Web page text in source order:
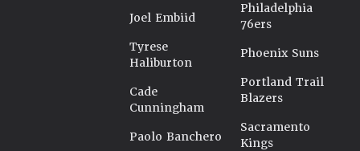
Joel Embiid
Tyrese
Haliburton
Cade
Cunningham
Paolo Banchero
Philadelphia
76ers
Phoenix Suns
Portland Trail
Blazers
Sacramento
Kings